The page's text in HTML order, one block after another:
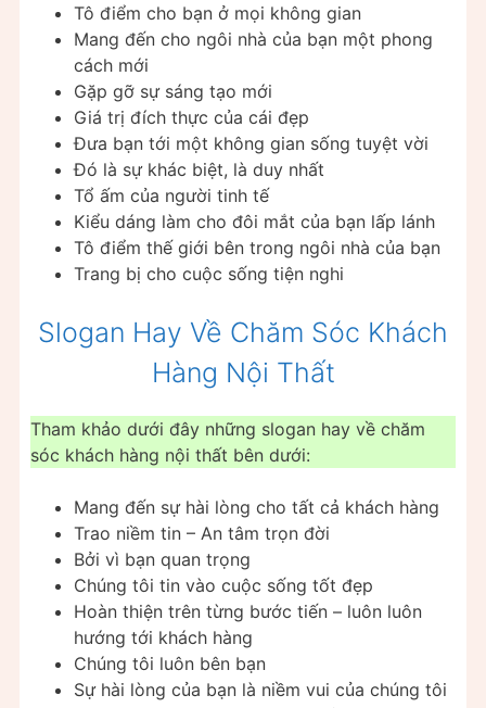
Tô điểm cho bạn ở mọi không gian
Mang đến cho ngôi nhà của bạn một phong
cách mới
Gặp gỡ sự sáng tạo mới
Giá trị đích thực của cái đẹp
Đưa bạn tới một không gian sống tuyệt vời
Đó là sự khác biệt, là duy nhất
Tổ ấm của người tinh tế
Kiểu dáng làm cho đôi mắt của bạn lấp lánh
Tô điểm thế giới bên trong ngôi nhà của bạn
Trang bị cho cuộc sống tiện nghi
Slogan Hay Về Chăm Sóc Khách
Hàng Nội Thất
Tham khảo dưới đây những slogan hay về chăm
sóc khách hàng nội thất bên dưới:
Mang đến sự hài lòng cho tất cả khách hàng
Trao niềm tin – An tâm trọn đời
Bởi vì bạn quan trọng
Chúng tôi tin vào cuộc sống tốt đẹp
Hoàn thiện trên từng bước tiến – luôn luôn
hướng tới khách hàng
Chúng tôi luôn bên bạn
Sự hài lòng của bạn là niềm vui của chúng tôi